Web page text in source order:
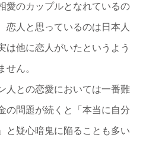
愛のカップルとなれているの
恋人と思っているのは日本人
は他に恋人がいたというよう
せん。
人との恋愛においては一番難
の問題が続くと「本当に自分
と疑心暗鬼に陥ることも多い